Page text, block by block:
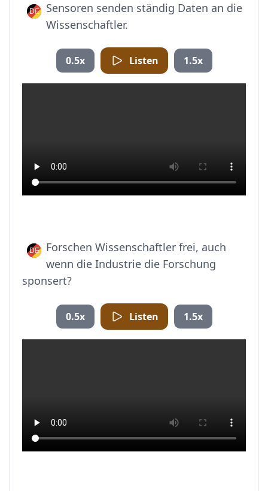
Sensoren senden ständig Daten an die
Wissenschaftler.
0.5x Listen 1.5x
Forschen Wissenschaftler frei, auch
wenn die Industrie die Forschung
sponsert?
0.5x Listen 1.5x